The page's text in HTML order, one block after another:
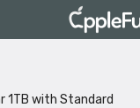
1TB with Standard